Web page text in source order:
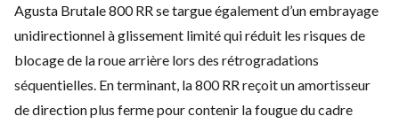
Agusta Brutale 800 RR se targue également d’un embrayage
unidirectionnel à glissement limité qui réduit les risques de
blocage de la roue arrière lors des rétrogradations
séquentielles. En terminant, la 800 RR reçoit un amortisseur
de direction plus ferme pour contenir la fougue du cadre